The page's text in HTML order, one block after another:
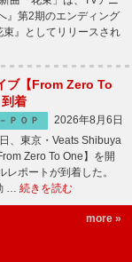
』第2期のエンディング
』としてリリースされ
ブ【From Zero To
着
ＰＯＰ
2026年8月6日
、東京・Veats Shibuya
Zero To One】を開
ポートが到着した。
… 続きを読む
more »